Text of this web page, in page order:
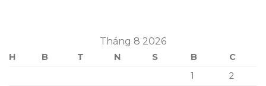
Tháng 8 2026
H B T N S B
C
1
2